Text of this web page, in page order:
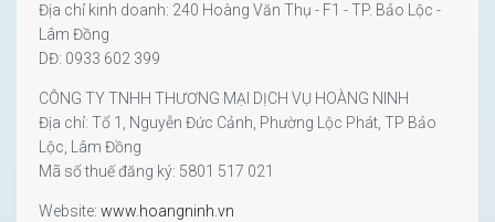
Địa chỉ kinh doanh: 240 Hoàng Văn Thụ - F1 - TP. Bảo Lộc -
Lâm Đồng
DĐ: 0933 602 399
CÔNG TY TNHH THƯƠNG MẠI DỊCH VỤ HOÀNG NINH
Địa chỉ: Tổ 1, Nguyễn Đức Cảnh, Phường Lộc Phát, TP Bảo
Lộc, Lâm Đồng
Mã số thuế đăng ký: 5801 517 021
Website: www.hoangninh.vn